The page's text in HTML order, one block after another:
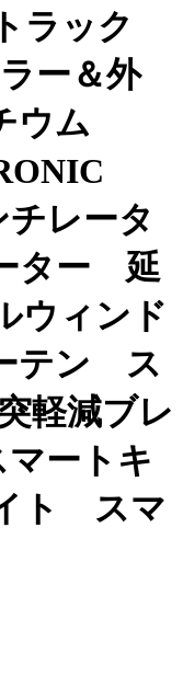
ラック
ー＆外
ウム
レータ
ター 延
ウィンド
テン ス
軽減ブレ
ートキ
ト スマ